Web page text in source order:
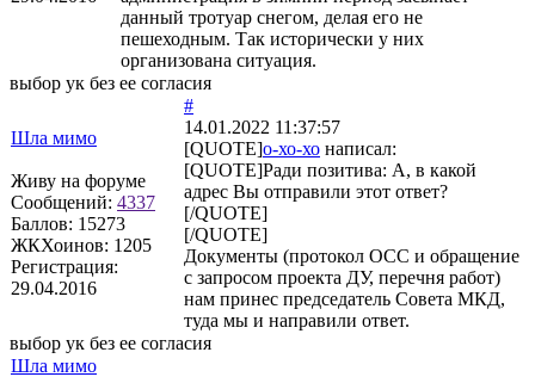
данный тротуар снегом, делая его не
пешеходным. Так исторически у них
организована ситуация.
выбор ук без ее согласия
Шла мимо
Живу на форуме
Сообщений: 4337
Баллов: 15273
ЖКХоинов: 1205
Регистрация:
29.04.2016
#
14.01.2022 11:37:57
[QUOTE]о-хо-хо написал:
[QUOTE]Ради позитива: А, в какой
адрес Вы отправили этот ответ?
[/QUOTE]
[/QUOTE]
Документы (протокол ОСС и обращение
с запросом проекта ДУ, перечня работ)
нам принес председатель Совета МКД,
туда мы и направили ответ.
выбор ук без ее согласия
Шла мимо